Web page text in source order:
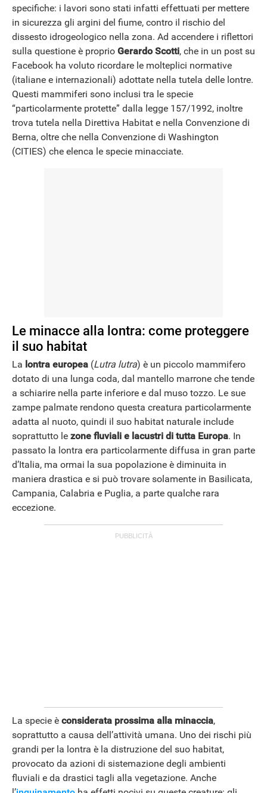
APPLE
specifiche: i lavori sono stati infatti effettuati per mettere
in sicurezza gli argini del fiume, contro il rischio del
dissesto idrogeologico nella zona. Ad accendere i riflettori
sulla questione è proprio Gerardo Scotti, che in un post su
Facebook ha voluto ricordare le molteplici normative
(italiane e internazionali) adottate nella tutela delle lontre.
Questi mammiferi sono inclusi tra le specie
“particolarmente protette” dalla legge 157/1992, inoltre
trova tutela nella Direttiva Habitat e nella Convenzione di
Berna, oltre che nella Convenzione di Washington
(CITIES) che elenca le specie minacciate.
Le minacce alla lontra: come proteggere
il suo habitat
La lontra europea (Lutra lutra) è un piccolo mammifero
dotato di una lunga coda, dal mantello marrone che tende
a schiarire nella parte inferiore e dal muso tozzo. Le sue
zampe palmate rendono questa creatura particolarmente
adatta al nuoto, quindi il suo habitat naturale include
soprattutto le zone fluviali e lacustri di tutta Europa. In
passato la lontra era particolarmente diffusa in gran parte
d’Italia, ma ormai la sua popolazione è diminuita in
maniera drastica e si può trovare solamente in Basilicata,
Campania, Calabria e Puglia, a parte qualche rara
eccezione.
La specie è considerata prossima alla minaccia,
soprattutto a causa dell’attività umana. Uno dei rischi più
grandi per la lontra è la distruzione del suo habitat,
provocato da azioni di sistemazione degli ambienti
fluviali e da drastici tagli alla vegetazione. Anche